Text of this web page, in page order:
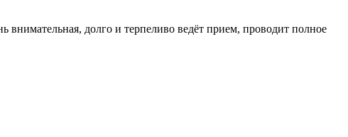
долго и терпеливо ведёт прием, проводит полное